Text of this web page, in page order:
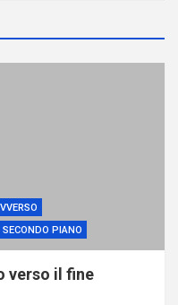
SECONDO PIANO
verso il fine